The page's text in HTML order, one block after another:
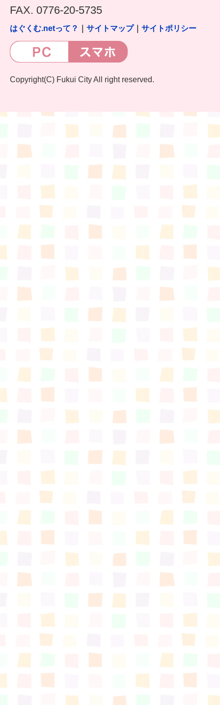
FAX. 0776-20-5735
はぐくむ.netって？ サイトマップ｜ サイトポリシー
Copyright(C) Fukui City All right reserved.